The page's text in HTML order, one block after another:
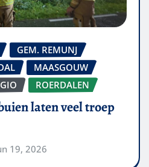
GEM. REMUNJ
MAASGOUW
ROERDALEN
laten veel troep
19, 2026